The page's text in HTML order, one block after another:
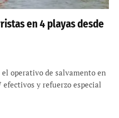
en 4 playas desde
operativo de salvamento en
y refuerzo especial